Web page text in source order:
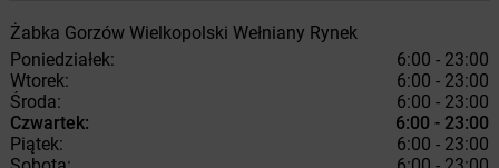
Żabka Gorzów Wielkopolski Wełniany Rynek
Poniedziałek:
6:00 - 23:00
Wtorek:
6:00 - 23:00
Środa:
6:00 - 23:00
Czwartek:
6:00 - 23:00
Piątek:
6:00 - 23:00